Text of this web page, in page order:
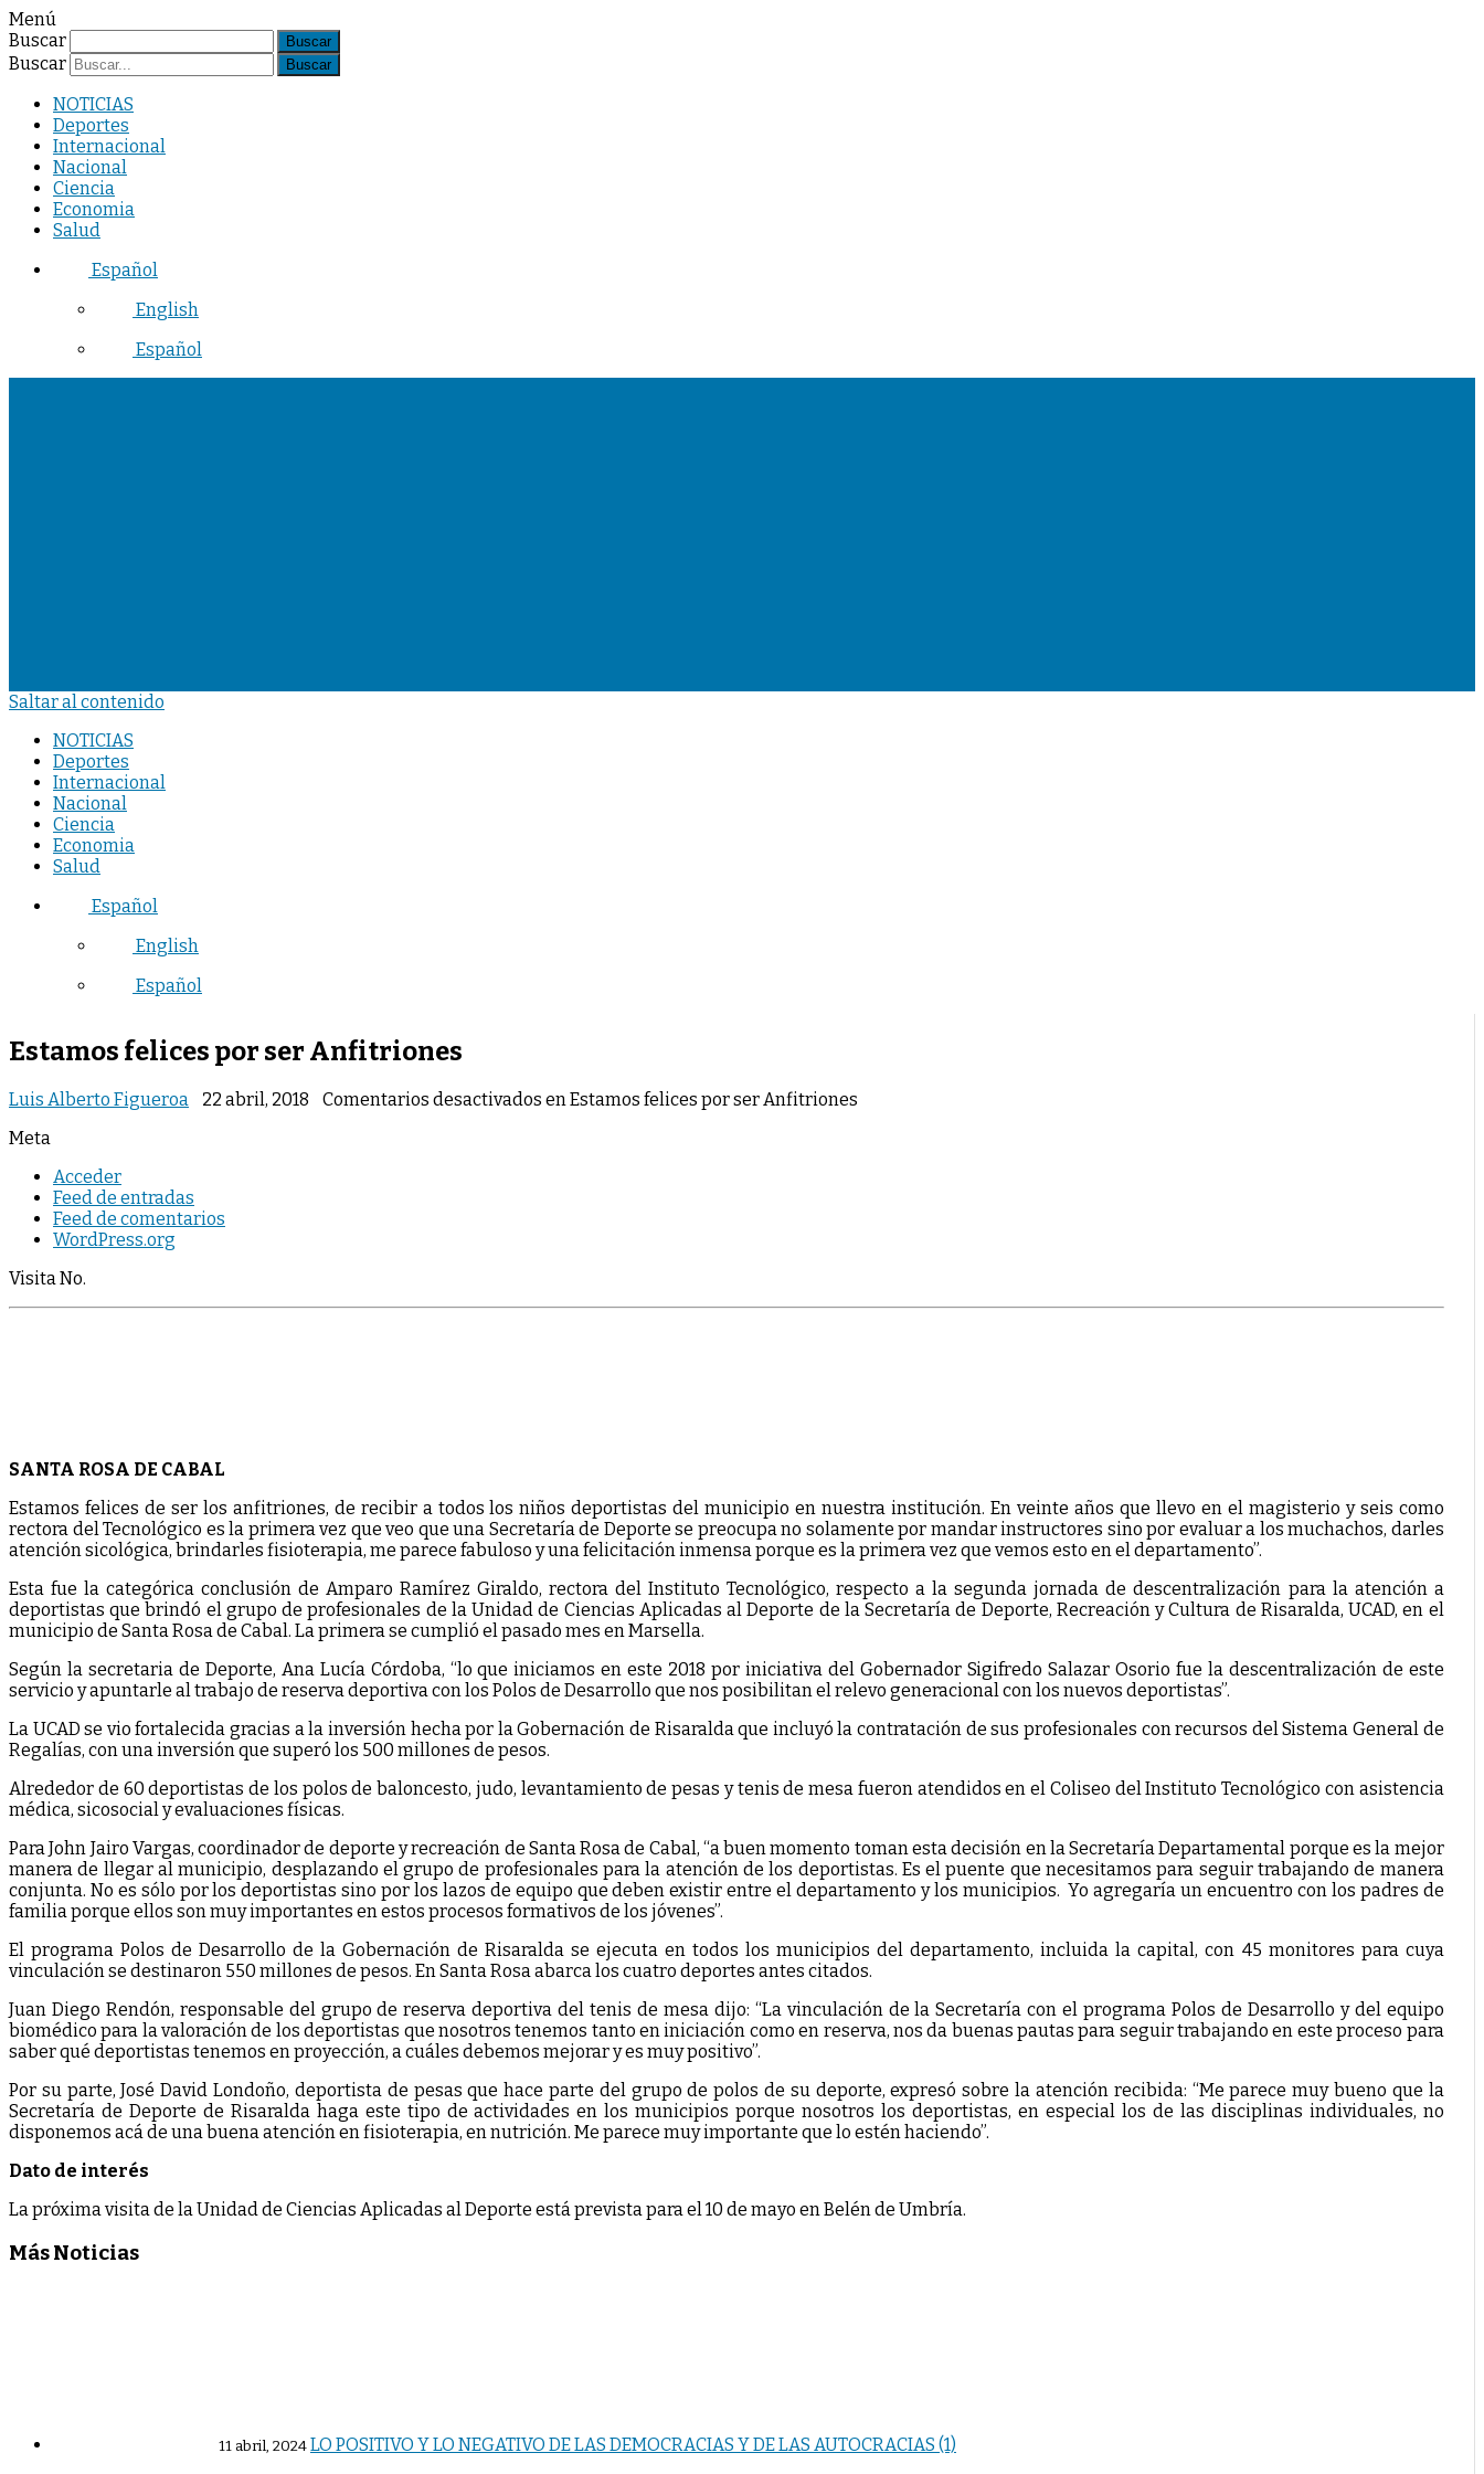
Menú
Buscar
Buscar
NOTICIAS
Deportes
Internacional
Nacional
Ciencia
Economia
Salud
Español
English
Español
Saltar al contenido
NOTICIAS
Deportes
Internacional
Nacional
Ciencia
Economia
Salud
Español
English
Español
Estamos felices por ser Anfitriones
Luis Alberto Figueroa 22 abril, 2018 Comentarios desactivados en Estamos felices por ser Anfitriones
Meta
Acceder
Feed de entradas
Feed de comentarios
WordPress.org
Visita No.
SANTA ROSA DE CABAL
Estamos felices de ser los anfitriones, de recibir a todos los niños deportistas del municipio en nuestra institución. En veinte años que llevo en el magisterio y seis como
rectora del Tecnológico es la primera vez que veo que una Secretaría de Deporte se preocupa no solamente por mandar instructores sino por evaluar a los muchachos, darles
atención sicológica, brindarles fisioterapia, me parece fabuloso y una felicitación inmensa porque es la primera vez que vemos esto en el departamento”.
Esta fue la categórica conclusión de Amparo Ramírez Giraldo, rectora del Instituto Tecnológico, respecto a la segunda jornada de descentralización para la atención a
deportistas que brindó el grupo de profesionales de la Unidad de Ciencias Aplicadas al Deporte de la Secretaría de Deporte, Recreación y Cultura de Risaralda, UCAD, en el
municipio de Santa Rosa de Cabal. La primera se cumplió el pasado mes en Marsella.
Según la secretaria de Deporte, Ana Lucía Córdoba, “lo que iniciamos en este 2018 por iniciativa del Gobernador Sigifredo Salazar Osorio fue la descentralización de este
servicio y apuntarle al trabajo de reserva deportiva con los Polos de Desarrollo que nos posibilitan el relevo generacional con los nuevos deportistas”.
La UCAD se vio fortalecida gracias a la inversión hecha por la Gobernación de Risaralda que incluyó la contratación de sus profesionales con recursos del Sistema General de
Regalías, con una inversión que superó los 500 millones de pesos.
Alrededor de 60 deportistas de los polos de baloncesto, judo, levantamiento de pesas y tenis de mesa fueron atendidos en el Coliseo del Instituto Tecnológico con asistencia
médica, sicosocial y evaluaciones físicas.
Para John Jairo Vargas, coordinador de deporte y recreación de Santa Rosa de Cabal, “a buen momento toman esta decisión en la Secretaría Departamental porque es la mejor
manera de llegar al municipio, desplazando el grupo de profesionales para la atención de los deportistas. Es el puente que necesitamos para seguir trabajando de manera
conjunta. No es sólo por los deportistas sino por los lazos de equipo que deben existir entre el departamento y los municipios. Yo agregaría un encuentro con los padres de
familia porque ellos son muy importantes en estos procesos formativos de los jóvenes”.
El programa Polos de Desarrollo de la Gobernación de Risaralda se ejecuta en todos los municipios del departamento, incluida la capital, con 45 monitores para cuya
vinculación se destinaron 550 millones de pesos. En Santa Rosa abarca los cuatro deportes antes citados.
Juan Diego Rendón, responsable del grupo de reserva deportiva del tenis de mesa dijo: “La vinculación de la Secretaría con el programa Polos de Desarrollo y del equipo
biomédico para la valoración de los deportistas que nosotros tenemos tanto en iniciación como en reserva, nos da buenas pautas para seguir trabajando en este proceso para
saber qué deportistas tenemos en proyección, a cuáles debemos mejorar y es muy positivo”.
Por su parte, José David Londoño, deportista de pesas que hace parte del grupo de polos de su deporte, expresó sobre la atención recibida: “Me parece muy bueno que la
Secretaría de Deporte de Risaralda haga este tipo de actividades en los municipios porque nosotros los deportistas, en especial los de las disciplinas individuales, no
disponemos acá de una buena atención en fisioterapia, en nutrición. Me parece muy importante que lo estén haciendo”.
Dato de interés
La próxima visita de la Unidad de Ciencias Aplicadas al Deporte está prevista para el 10 de mayo en Belén de Umbría.
Más Noticias
11 abril, 2024LO POSITIVO Y LO NEGATIVO DE LAS DEMOCRACIAS Y DE LAS AUTOCRACIAS (1)